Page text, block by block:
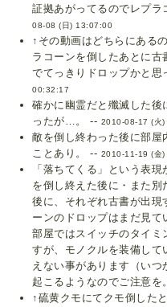
証拠あがってるのでレプ
08-08 (日) 13:07:00
↑その動画はどちらにある
ラコーンを倒したあとに
でてっきりドロップかと思
00:32:17
確かに幽霊だと殲滅した
ったが…。 -- 2010-08-17 (火
敵を倒し終わった後に部屋
ことあり。 -- 2010-11-19 (金
「落ちてくる」という表
を倒し終えた後に・また
後に、それぞれ古書が出現
ーンのドロップはまだ見
部屋ではスイッチのタイ
すが、モノクルを装備し
えない事があります（い
起こるようなのでご注意を
↑硫黄クモにてクモ倒した